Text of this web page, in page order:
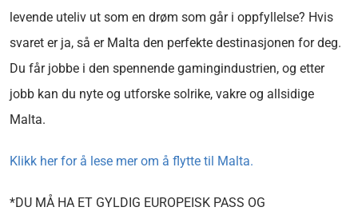
levende uteliv ut som en drøm som går i oppfyllelse? Hvis
svaret er ja, så er Malta den perfekte destinasjonen for deg.
Du får jobbe i den spennende gamingindustrien, og etter
jobb kan du nyte og utforske solrike, vakre og allsidige
Malta.
Klikk her for å lese mer om å flytte til Malta.
*DU MÅ HA ET GYLDIG EUROPEISK PASS OG